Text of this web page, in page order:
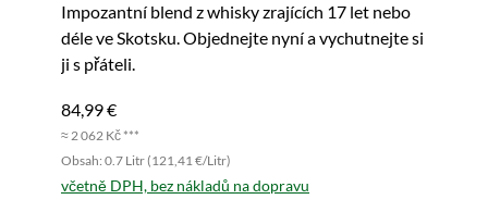
Impozantní blend z whisky zrajících 17 let nebo
déle ve Skotsku. Objednejte nyní a vychutnejte si
ji s přáteli.
84,99 €
≈ 2 062 Kč ***
Obsah: 0.7 Litr (121,41 €/Litr)
včetně DPH, bez nákladů na dopravu